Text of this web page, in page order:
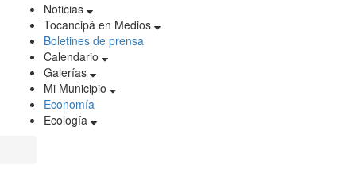
Noticias
Tocancipá en Medios
Boletines de prensa
Calendario
Galerías
Mi Municipio
Economía
Ecología